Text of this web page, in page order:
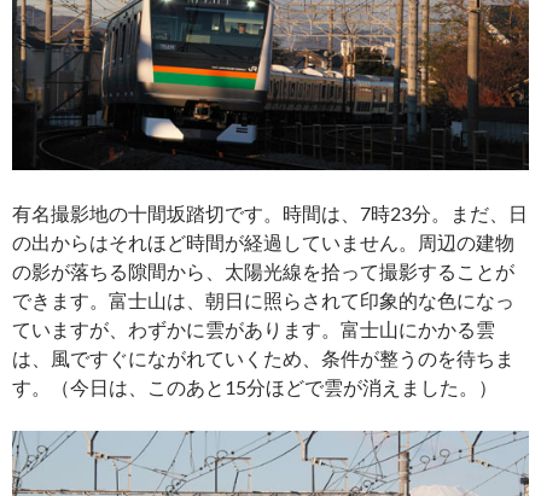
有名撮影地の十間坂踏切です。時間は、7時23分。まだ、日
の出からはそれほど時間が経過していません。周辺の建物
の影が落ちる隙間から、太陽光線を拾って撮影することが
できます。富士山は、朝日に照らされて印象的な色になっ
ていますが、わずかに雲があります。富士山にかかる雲
は、風ですぐにながれていくため、条件が整うのを待ちま
す。（今日は、このあと15分ほどで雲が消えました。）